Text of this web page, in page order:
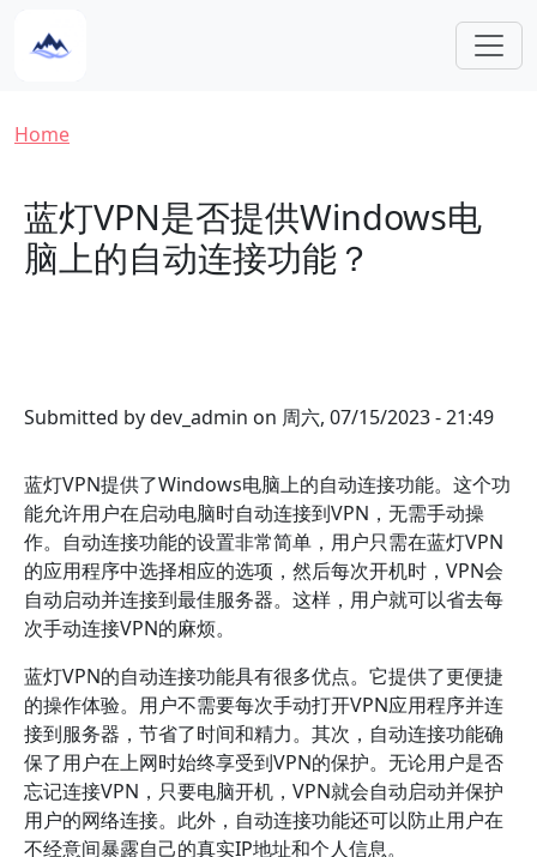
Breadcrumb
Home
蓝灯VPN是否提供Windows电
脑上的自动连接功能？
Submitted bydev_admin on 周六, 07/15/2023 - 21:49
蓝灯VPN提供了Windows电脑上的自动连接功能。这个功
能允许用户在启动电脑时自动连接到VPN，无需手动操
作。自动连接功能的设置非常简单，用户只需在蓝灯VPN
的应用程序中选择相应的选项，然后每次开机时，VPN会
自动启动并连接到最佳服务器。这样，用户就可以省去每
次手动连接VPN的麻烦。
蓝灯VPN的自动连接功能具有很多优点。它提供了更便捷
的操作体验。用户不需要每次手动打开VPN应用程序并连
接到服务器，节省了时间和精力。其次，自动连接功能确
保了用户在上网时始终享受到VPN的保护。无论用户是否
忘记连接VPN，只要电脑开机，VPN就会自动启动并保护
用户的网络连接。此外，自动连接功能还可以防止用户在
不经意间暴露自己的真实IP地址和个人信息。